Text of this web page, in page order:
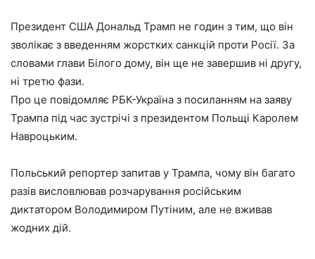
Президент США Дональд Трамп не годин з тим, що він
зволікає з введенням жорстких санкцій проти Росії. За
словами глави Білого дому, він ще не завершив ні другу,
ні третю фази.
Про це повідомляє РБК-Україна з посиланням на заяву
Трампа під час зустрічі з президентом Польщі Каролем
Навроцьким.
Польський репортер запитав у Трампа, чому він багато
разів висловлював розчарування російським
диктатором Володимиром Путіним, але не вживав
жодних дій.